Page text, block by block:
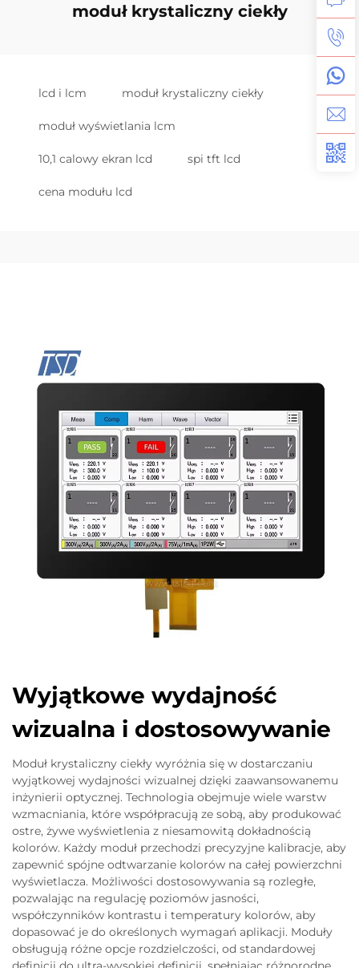
moduł krystaliczny ciekły
lcd i lcm moduł krystaliczny ciekły
moduł wyświetlania lcm
10,1 calowy ekran lcd spi tft lcd
cena modułu lcd
Wyjątkowe wydajność
wizualna i dostosowywanie
Moduł krystaliczny ciekły wyróżnia się w dostarczaniu
wyjątkowej wydajności wizualnej dzięki zaawansowanemu
inżynierii optycznej. Technologia obejmuje wiele warstw
wzmacniania, które współpracują ze sobą, aby produkować
ostre, żywe wyświetlenia z niesamowitą dokładnością
kolorów. Każdy moduł przechodzi precyzyjne kalibracje, aby
zapewnić spójne odtwarzanie kolorów na całej powierzchni
wyświetlacza. Możliwości dostosowywania są rozległe,
pozwalając na regulację poziomów jasności,
współczynników kontrastu i temperatury kolorów, aby
dopasować je do określonych wymagań aplikacji. Moduły
obsługują różne opcje rozdzielczości, od standardowej